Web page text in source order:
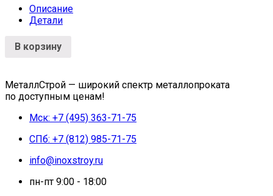
Описание
Детали
В корзину
МеталлСтрой — широкий спектр металлопроката
по доступным ценам!
Мск: +7 (495) 363-71-75
СПб: +7 (812) 985-71-75
info@inoxstroy.ru
пн-пт 9:00 - 18:00